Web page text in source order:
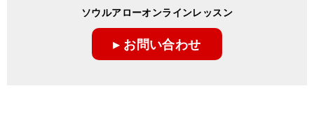
ソウルアローオンラインレッスン
▸ お問い合わせ